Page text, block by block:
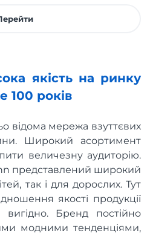
якість на ринку
100 років
відома мережа взуттєвих
Широкий асортимент
величезну аудиторію.
представлений широкий
так і для дорослих. Тут
якості продукції
Бренд постійно
модними тенденціями,